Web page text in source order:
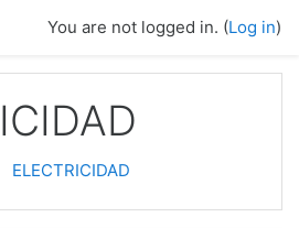
You are not logged in. (Log in)
ELECTRICIDAD